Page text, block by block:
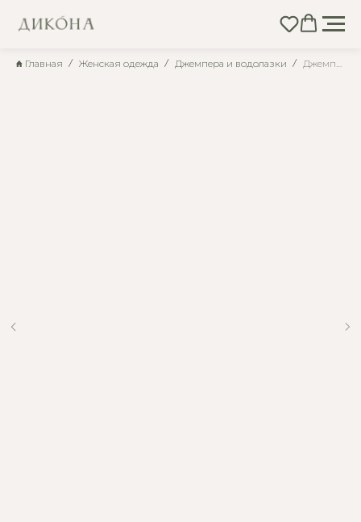
Главная Женская одежда Джемпера и водолазки Джемпер жемчужно-серого оттенка с рукавом реглан